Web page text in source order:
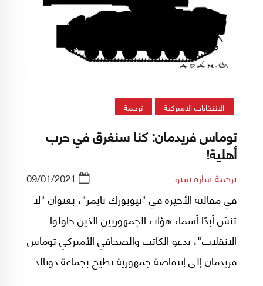
الانتخابات الاميركية ترجمة
توماس فريدمان: كنا سنغرق في حرب
أهلية!
ترجمة سارة سنو 09/01/2021
في مقالته الأخيرة في "نيويورك تايمز"، بعنوان "لا
تنسَ أبدًا أسماء هؤلاء الجمهوريين الذين حاولوا
الانقلاب"، يدعو الكاتب والصحافي الأميركي توماس
فريدمان إلى إنتفاضة جمهورية تطيح بجماعة دونالد